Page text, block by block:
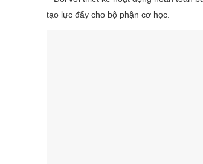
tạo lực đẩy cho bộ phận cơ học.